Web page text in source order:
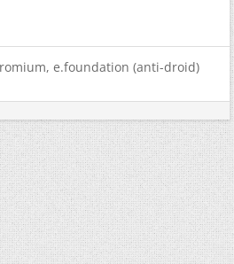
e.foundation (anti-droid)